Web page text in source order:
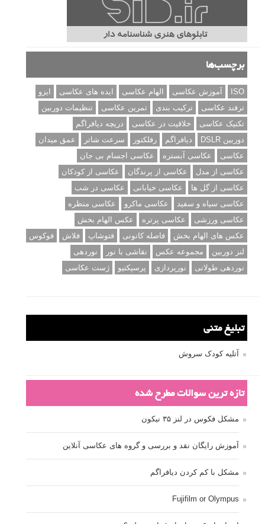
برچسب‌ها
ISO آموزش عکاسی الهام عکاسی ایده های عکاسی
ایزو
ترفند عکاسی
ترکیب بندی تمرین عکاسی
تنظیمات دوربین
تکنیک عکاسی
خلاقیت در عکاسی
دریچه دیافراگم
دوربین DSLR
دیافراگم رفلکتور سرعت شاتر
عمق میدان
عکاسی
عکاسی آبستره
عکاسی اجسام بی جان
عکاسی از مدل
عکاسی از پرندگان
عکاسی از کودکان
عکاسی از گل ها
عکاسی خیابانی
عکاسی در شب
عکاسی سیاه و سفید
عکاسی ماکرو
عکاسی منظره
عکاسی ورزشی
عکاسی پرتره
عکس الهام بخش
عکس های الهام بخش
فاصله کانونی فتوشاپ فلاش
فوکوس
لنز دوربین
مجموعه عکس نقاشی با نور
نوردهی
نوردهی طولانی
نورپردازی پرسپکتیو ژست عکاسی
تبلیغ متنی
آتلیه کودک سروش
تازه ترین سوالات مطرح شده
مشکل فکوس در لنز ۳۵ نیکون
آموزش رایگان نقد و بررسی و گروه های عکاسی آنلاین
مشکل با کم کردن دیافراگم
Fujifilm or Olympus